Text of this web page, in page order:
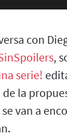
con
⁩,
serie!
la
van a